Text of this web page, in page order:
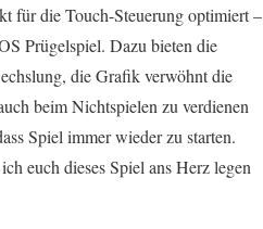
für die Touch-Steuerung optimiert –
Prügelspiel. Dazu bieten die
die Grafik verwöhnt die
beim Nichtspielen zu verdienen
Spiel immer wieder zu starten.
euch dieses Spiel ans Herz legen